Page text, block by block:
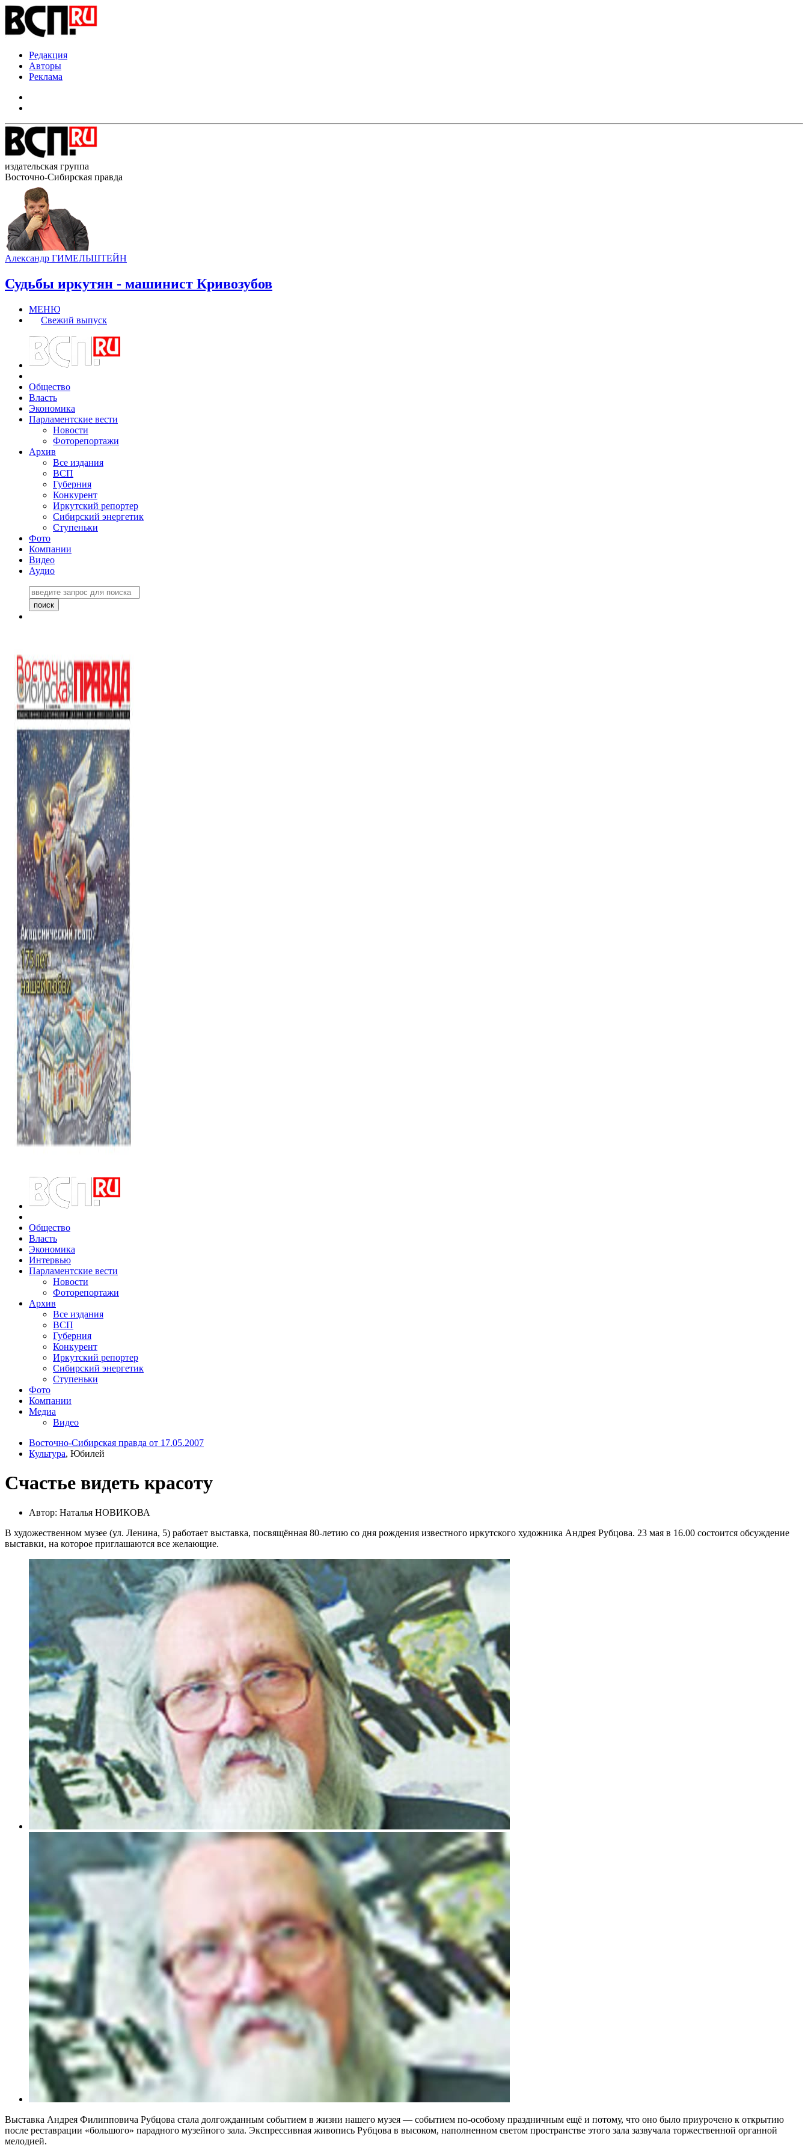
Редакция
Авторы
Реклама
издательская группа
Восточно-Сибирская правда
Александр ГИМЕЛЬШТЕЙН
Судьбы иркутян - машинист Кривозубов
МЕНЮ
Свежий выпуск
Общество
Власть
Экономика
Парламентские вести
Новости
Фоторепортажи
Архив
Все издания
ВСП
Губерния
Конкурент
Иркутский репортер
Сибирский энергетик
Ступеньки
Фото
Компании
Видео
Аудио
Общество
Власть
Экономика
Интервью
Парламентские вести
Новости
Фоторепортажи
Архив
Все издания
ВСП
Губерния
Конкурент
Иркутский репортер
Сибирский энергетик
Ступеньки
Фото
Компании
Медиа
Видео
Восточно-Сибирская правда от 17.05.2007
Культура, Юбилей
Счастье видеть красоту
Автор: Наталья НОВИКОВА
В художественном музее (ул. Ленина, 5) работает выставка, посвящённая 80-летию со дня рождения известного иркутского художника Андрея Рубцова. 23 мая в 16.00 состоится обсуждение
выставки, на которое приглашаются все желающие.
Выставка Андрея Филипповича Рубцова стала долгожданным событием в жизни нашего музея — событием по-особому праздничным ещё и потому, что оно было приурочено к открытию
после реставрации «большого» парадного музейного зала. Экспрессивная живопись Рубцова в высоком, наполненном светом пространстве этого зала зазвучала торжественной органной
мелодией.